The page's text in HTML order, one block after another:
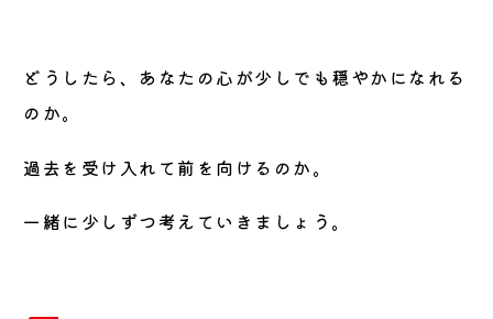
どうしたら、あなたの心が少しでも穏やかになれる
のか。
過去を受け入れて前を向けるのか。
一緒に少しずつ考えていきましょう。